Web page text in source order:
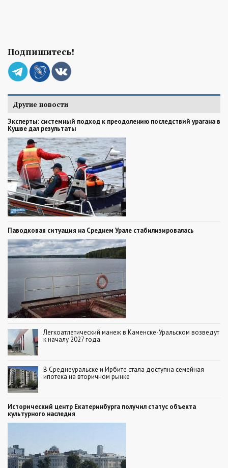
Подпишитесь!
Другие новости
Эксперты: системный подход к преодолению последствий урагана в
Кушве дал результаты
Паводковая ситуация на Среднем Урале стабилизировалась
Легкоатлетический манеж в Каменске-Уральском возведут
к началу 2027 года
В Среднеуральске и Ирбите стала доступна семейная
ипотека на вторичном рынке
Исторический центр Екатеринбурга получил статус объекта
культурного наследия